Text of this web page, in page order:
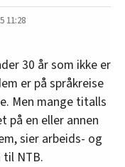
11:28
30 år som ikke er
er på språkreise
Men mange titalls
på en eller annen
sier arbeids- og
til NTB.